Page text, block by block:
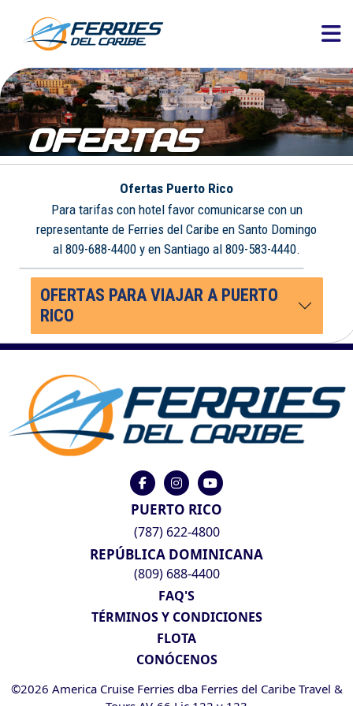
OFERTAS
Ofertas Puerto Rico
Para tarifas con hotel favor comunicarse con un
representante de Ferries del Caribe en Santo Domingo
al 809-688-4400 y en Santiago al 809-583-4440.
OFERTAS PARA VIAJAR A PUERTO
RICO
PUERTO RICO
(787) 622-4800
REPÚBLICA DOMINICANA
(809) 688-4400
FAQ'S
TÉRMINOS Y CONDICIONES
FLOTA
CONÓCENOS
©2026 America Cruise Ferries dba Ferries del Caribe Travel &